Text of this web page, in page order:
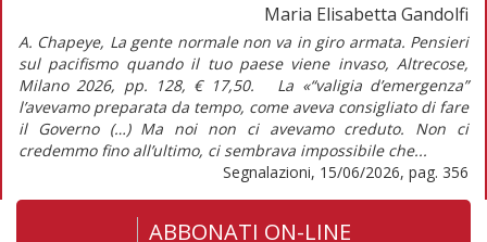
Maria Elisabetta Gandolfi
A. Chapeye, La gente normale non va in giro armata. Pensieri
sul pacifismo quando il tuo paese viene invaso, Altrecose,
Milano 2026, pp. 128, € 17,50. La «“valigia d’emergenza”
l’avevamo preparata da tempo, come aveva consigliato di fare
il Governo (…) Ma noi non ci avevamo creduto. Non ci
credemmo fino all’ultimo, ci sembrava impossibile che...
Segnalazioni, 15/06/2026, pag. 356
ABBONATI ON-LINE